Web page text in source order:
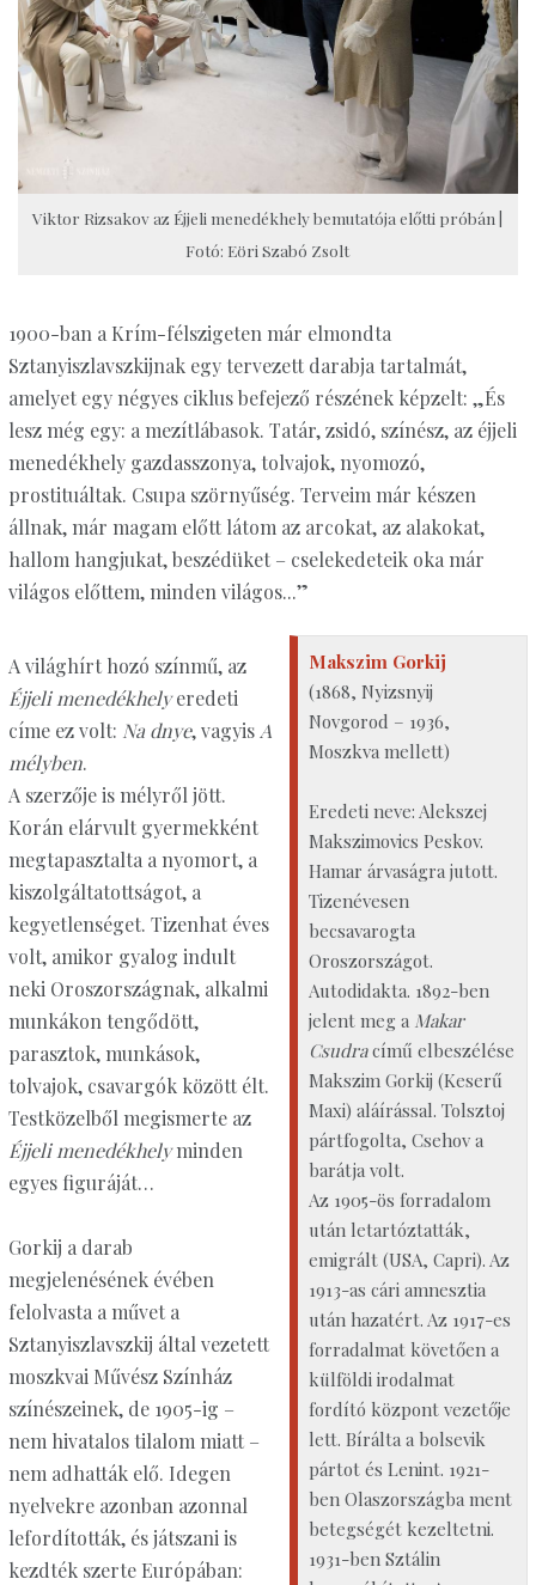
Viktor Rizsakov az Éjjeli menedékhely bemutatója előtti próbán |
Fotó: Eöri Szabó Zsolt
1900-ban a Krím-félszigeten már elmondta
Sztanyiszlavszkijnak egy tervezett darabja tartalmát,
amelyet egy négyes ciklus befejező részének képzelt: „És
lesz még egy: a mezítlábasok. Tatár, zsidó, színész, az éjjeli
menedékhely gazdasszonya, tolvajok, nyomozó,
prostituáltak. Csupa szörnyűség. Terveim már készen
állnak, már magam előtt látom az arcokat, az alakokat,
hallom hangjukat, beszédüket – cselekedeteik oka már
világos előttem, minden világos...”
Makszim Gorkij
(1868, Nyizsnyij
Novgorod – 1936,
Moszkva mellett)
Eredeti neve: Alekszej
Makszimovics Peskov.
Hamar árvaságra jutott.
Tizenévesen
becsavarogta
Oroszországot.
Autodidakta. 1892-ben
jelent meg a Makar
Csudracímű elbeszélése
Makszim Gorkij (Keserű
Maxi) aláírással. Tolsztoj
pártfogolta, Csehov a
barátja volt.
Az 1905-ös forradalom
után letartóztatták,
emigrált (USA, Capri). Az
1913-as cári amnesztia
után hazatért. Az 1917-es
forradalmat követően a
külföldi irodalmat
fordító központ vezetője
lett. Bírálta a bolsevik
pártot és Lenint. 1921-
ben Olaszországba ment
betegségét kezeltetni.
1931-ben Sztálin
A világhírt hozó színmű, az
Éjjeli menedékhelyeredeti
címe ez volt: Na dnye, vagyisA
mélyben.
A szerzője is mélyről jött.
Korán elárvult gyermekként
megtapasztalta a nyomort, a
kiszolgáltatottságot, a
kegyetlenséget. Tizenhat éves
volt, amikor gyalog indult
neki Oroszországnak, alkalmi
munkákon tengődött,
parasztok, munkások,
tolvajok, csavargók között élt.
Testközelből megismerte az
Éjjeli menedékhelyminden
egyes figuráját…
Gorkij a darab
megjelenésének évében
felolvasta a művet a
Sztanyiszlavszkij által vezetett
moszkvai Művész Színház
színészeinek, de 1905-ig –
nem hivatalos tilalom miatt –
nem adhatták elő. Idegen
nyelvekre azonban azonnal
lefordították, és játszani is
kezdték szerte Európában: